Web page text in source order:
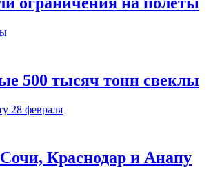
500 тысяч тонн свеклы
Краснодар и Анапу